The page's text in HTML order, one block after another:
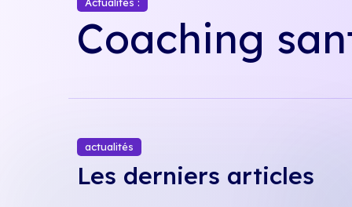
Coaching
actualités
Les derniers articles